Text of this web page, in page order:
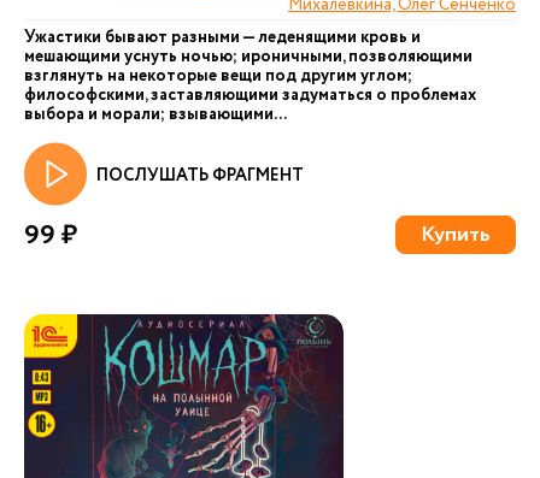
Михалёвкина, Олег Сенченко
Ужастики бывают разными — леденящими кровь и
мешающими уснуть ночью; ироничными, позволяющими
взглянуть на некоторые вещи под другим углом;
философскими, заставляющими задуматься о проблемах
выбора и морали; взывающими...
ПОСЛУШАТЬ ФРАГМЕНТ
99 ₽ Купить